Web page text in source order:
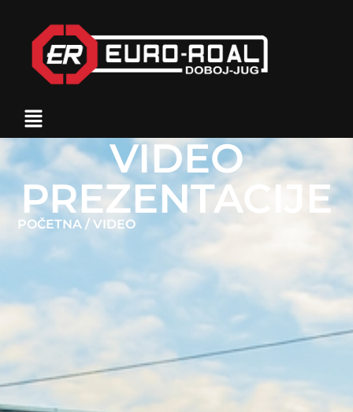
VIDEO
PREZENTACIJE
POČETNA / VIDEO